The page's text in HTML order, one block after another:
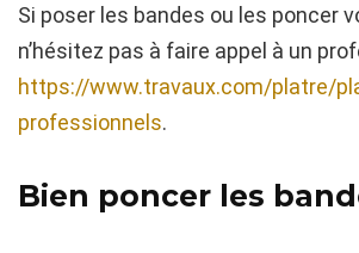
Si poser les bandes ou les poncer
n’hésitez pas à faire appel à un
https://www.travaux.com/platre/
professionnels.
Bien poncer les